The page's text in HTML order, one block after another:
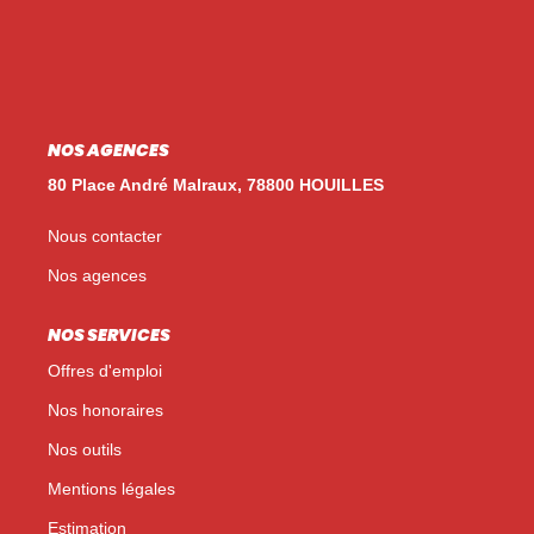
EN ES
NOS AGENCES
80 Place André Malraux, 78800 HOUILLES
Nous contacter
Nos agences
NOS SERVICES
Offres d'emploi
Nos honoraires
Nos outils
Mentions légales
Estimation